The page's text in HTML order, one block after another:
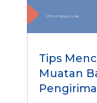
Tips
Muatan